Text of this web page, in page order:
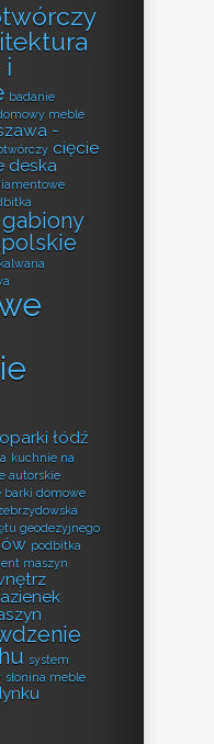
badanie
meble
-
cięcie
deska
gabiony
kalwaria
łódź
kuchnie na
autorskie
barki domowe
geodezyjnego
podbitka
maszyn
system
słonina meble